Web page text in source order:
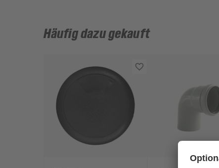
Häufig dazu gekauft